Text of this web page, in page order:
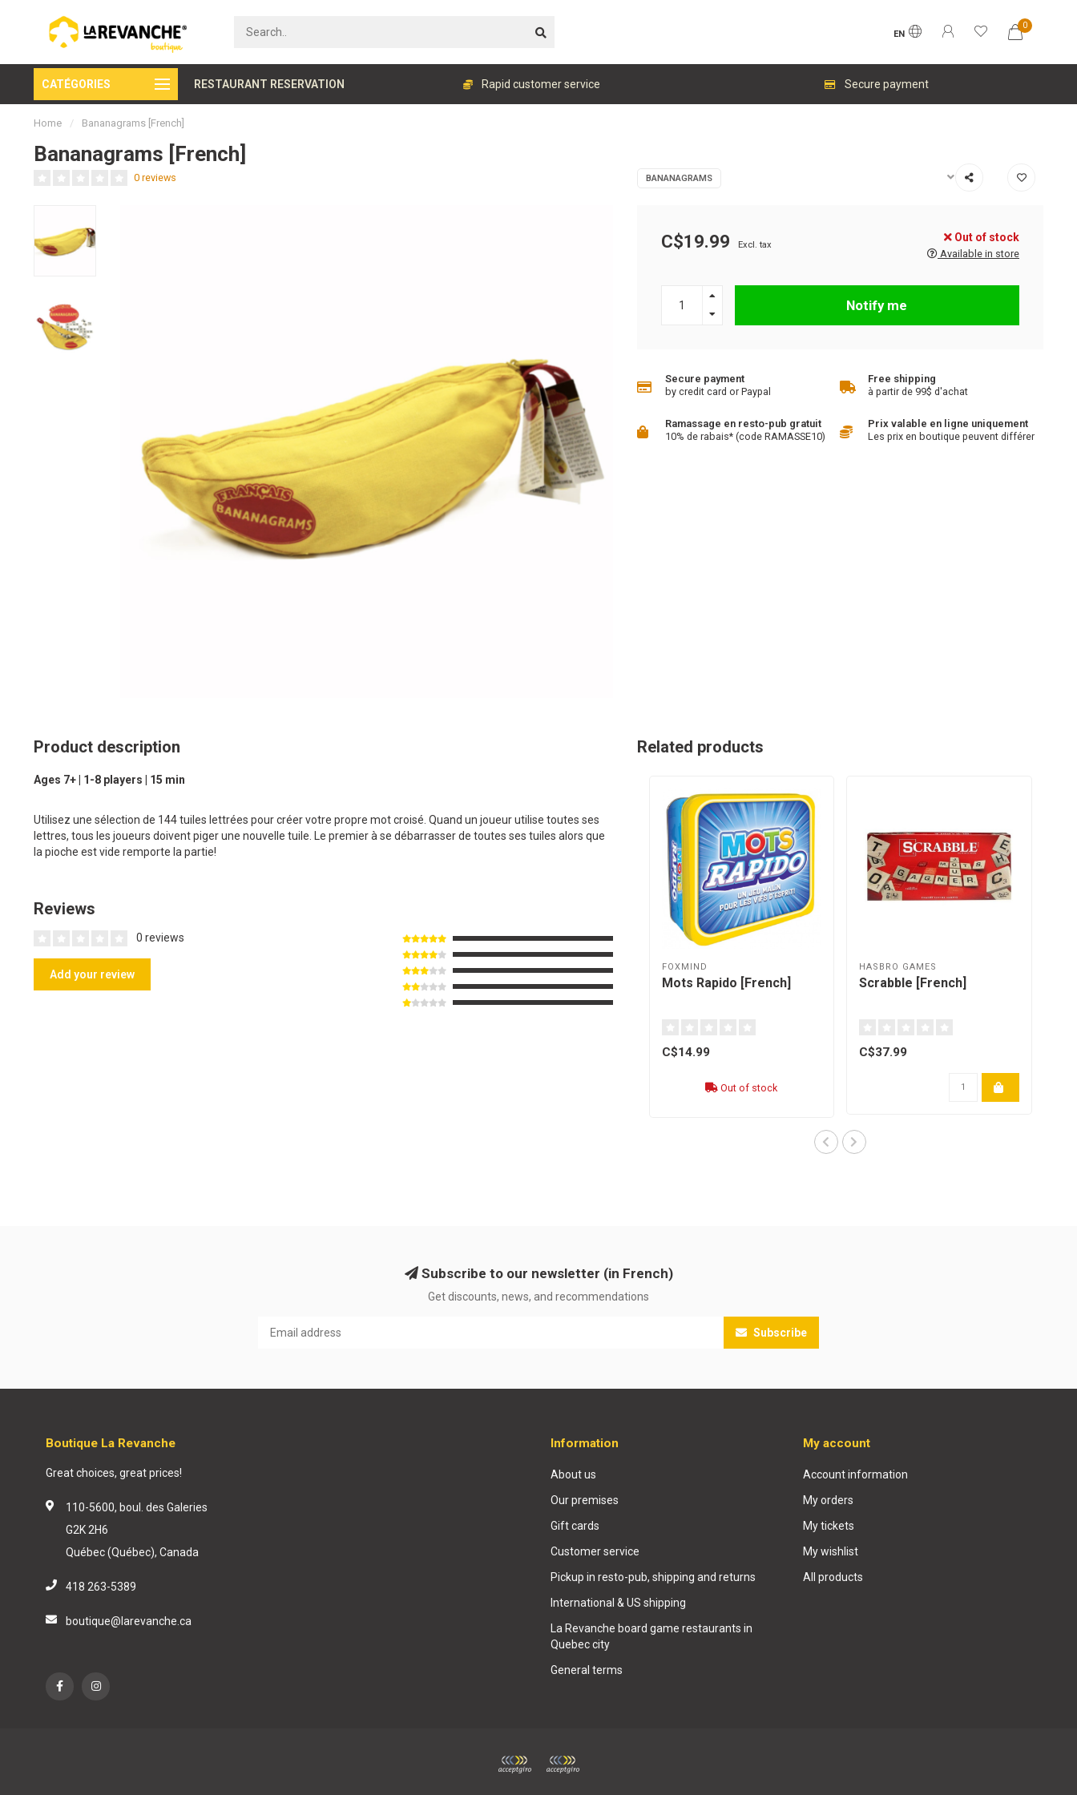
EN
0
CATÉGORIES RESTAURANT RESERVATION
Secure payment Rapid customer service Secure payment
Home / Bananagrams [French]
Bananagrams [French]
0 reviews BANANAGRAMS
C$19.99 Excl. tax
Out of stock
Available in store
Notify me
Secure payment
by credit card or Paypal
Free shipping
à partir de 99$ d'achat
Ramassage en resto-pub gratuit
10% de rabais* (code RAMASSE10)
Prix valable en ligne uniquement
Les prix en boutique peuvent différer
Product description
Ages 7+ | 1-8 players | 15 min
Utilisez une sélection de 144 tuiles lettrées pour créer votre propre mot croisé. Quand un joueur utilise toutes ses
lettres, tous les joueurs doivent piger une nouvelle tuile. Le premier à se débarrasser de toutes ses tuiles alors que
la pioche est vide remporte la partie!
Reviews
0 reviews
Add your review
Related products
FOXMIND
Mots Rapido [French]
C$14.99
Out of stock
HASBRO GAMES
Scrabble [French]
C$37.99
Subscribe to our newsletter (in French)
Get discounts, news, and recommendations
Subscribe
Boutique La Revanche
Great choices, great prices!
110-5600, boul. des Galeries
G2K 2H6
Québec (Québec), Canada
418 263-5389
boutique@larevanche.ca
Information
About us
Our premises
Gift cards
Customer service
Pickup in resto-pub, shipping and returns
International & US shipping
La Revanche board game restaurants in
Quebec city
General terms
My account
Account information
My orders
My tickets
My wishlist
All products